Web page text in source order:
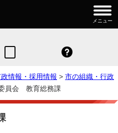
メニュー
情報・採用情報 > 市の組織・行政
員会 教育総務課